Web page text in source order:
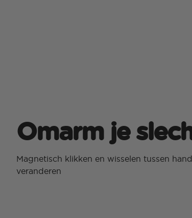
Omarm je
Magnetisch klikken en wisselen tussen
veranderen